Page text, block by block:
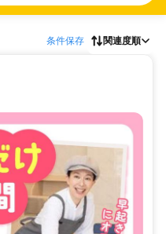
条件保存 関連度順